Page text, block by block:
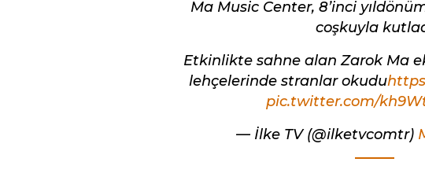
Ma Music Center, 8’inci
coşkuyla
Etkinlikte sahne alan Zarok Ma
lehçelerinde stranlar okudu
pic.twitter.com/
— İlke TV (@ilketvcomtr)